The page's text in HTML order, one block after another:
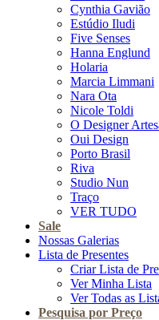
Cynthia Gavião
Estúdio Iludi
Five Senses
Hanna Englund
Holaria
Marcia Limmani
Nara Ota
Nicole Toldi
O Designer
Oui Design
Porto Brasil
Riva
Studio Nun
Traço
VER TUDO
Sale
Nossas Galerias
Lista de Presentes
Criar Lista de
Ver Minha Lista
Ver Todas as
Pesquisa por Preço